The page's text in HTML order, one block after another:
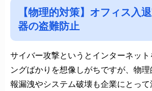
【物理的対策】オフィス入
器の盗難防止
サイバー攻撃というとインターネッ
ングばかりを想像しがちですが、物
報漏洩やシステム破壊も企業にとって